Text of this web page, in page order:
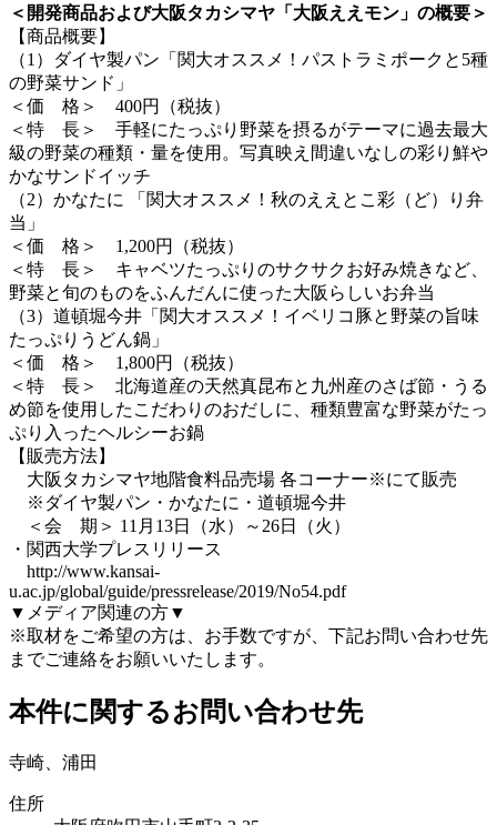
＜開発商品および大阪タカシマヤ「大阪ええモン」の概要＞
【商品概要】
（1）ダイヤ製パン「関大オススメ！パストラミポークと5種
の野菜サンド」
＜価 格＞ 400円（税抜）
＜特 長＞ 手軽にたっぷり野菜を摂るがテーマに過去最大
級の野菜の種類・量を使用。写真映え間違いなしの彩り鮮や
かなサンドイッチ
（2）かなたに 「関大オススメ！秋のええとこ彩（ど）り弁
当」
＜価 格＞ 1,200円（税抜）
＜特 長＞ キャベツたっぷりのサクサクお好み焼きなど、
野菜と旬のものをふんだんに使った大阪らしいお弁当
（3）道頓堀今井「関大オススメ！イベリコ豚と野菜の旨味
たっぷりうどん鍋」
＜価 格＞ 1,800円（税抜）
＜特 長＞ 北海道産の天然真昆布と九州産のさば節・うる
め節を使用したこだわりのおだしに、種類豊富な野菜がたっ
ぷり入ったヘルシーお鍋
【販売方法】
大阪タカシマヤ地階食料品売場 各コーナー※にて販売
※ダイヤ製パン・かなたに・道頓堀今井
＜会 期＞ 11月13日（水）～26日（火）
・関西大学プレスリリース
http://www.kansai-
u.ac.jp/global/guide/pressrelease/2019/No54.pdf
▼メディア関連の方▼
※取材をご希望の方は、お手数ですが、下記お問い合わせ先
までご連絡をお願いいたします。
本件に関するお問い合わせ先
寺崎、浦田
住所